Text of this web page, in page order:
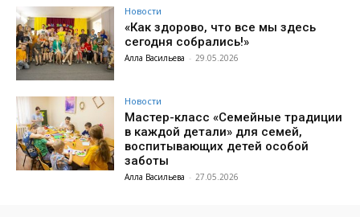
Новости
«Как здорово, что все мы здесь
сегодня собрались!»
Алла Васильева - 29.05.2026
Новости
Мастер-класс «Семейные традиции
в каждой детали» для семей,
воспитывающих детей особой
заботы
Алла Васильева - 27.05.2026